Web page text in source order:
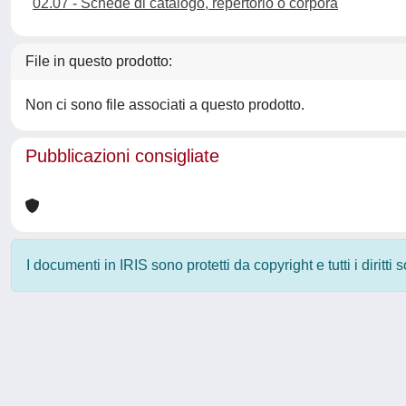
02.07 - Schede di catalogo, repertorio o corpora
File in questo prodotto:
Non ci sono file associati a questo prodotto.
Pubblicazioni consigliate
I documenti in IRIS sono protetti da copyright e tutti i diritti